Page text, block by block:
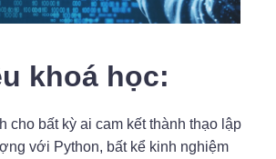
khoá học:
cho bất kỳ ai cam kết thành thạo lập
với Python, bất kể kinh nghiệm